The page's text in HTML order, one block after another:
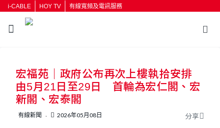
i-CABLE HOY TV 有線寬頻及電訊服務
按輸入鍵開始搜尋
宏福苑｜政府公布再次上樓執拾安排
由5月21日至29日 首輪為宏仁閣、宏
新閣、宏泰閣
有線新聞 2026年05月08日 分享